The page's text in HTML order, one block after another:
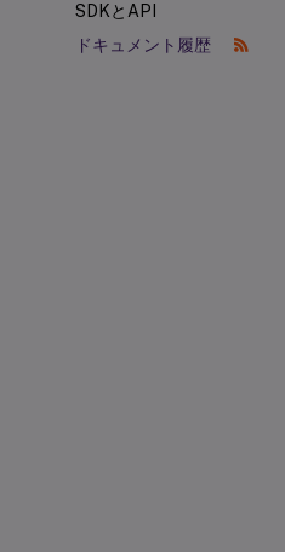
SDKとAPI
ドキュメント履歴